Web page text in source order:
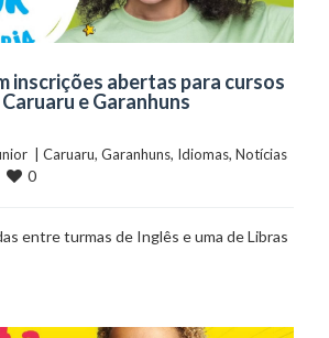
inscrições abertas para cursos
e Garanhuns
|
Caruaru, Garanhuns, Idiomas, Notícias
|
0
entre turmas de Inglês e uma de Libras